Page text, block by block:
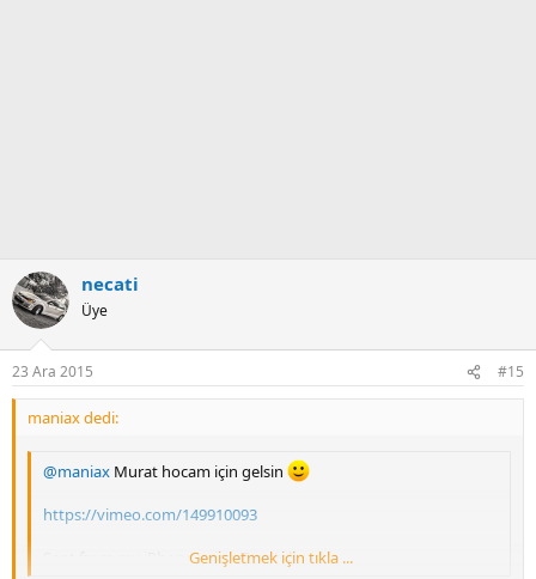
necati
Üye
23 Ara 2015 #15
maniax dedi:
@maniax Murat hocam için gelsin
https://vimeo.com/149910093
Sent from my iPhone using Tapatalk
Genişletmek için tıkla ...